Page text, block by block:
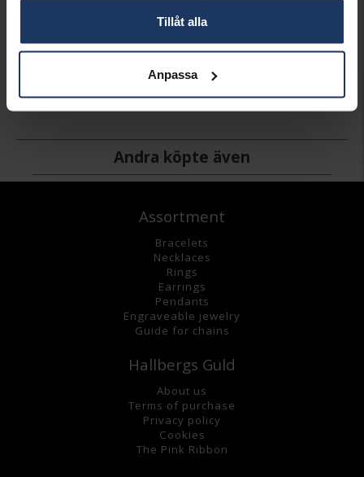
Tillåt alla
Anpassa
498:-
HALLBERGS GULD
795:-
Andra köpte även
Assortment
Bracelets
Necklaces
Rings
Earrings
Pendants
Engraveable jewelry
Guide for chains
Hallbergs Guld
About us
Terms of purchase
Privacy policy
Cookies
The Pink Ribbon